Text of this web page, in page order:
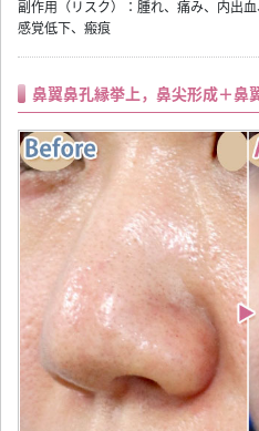
副作用（リスク）：腫れ、痛み、内出
感覚低下、瘢痕
鼻翼鼻孔縁挙上，鼻尖形成＋鼻